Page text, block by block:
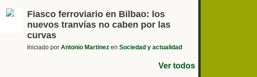
Fiasco ferroviario en Bilbao: los
nuevos tranvías no caben por las
curvas
Iniciado porAntonio Martinez enSociedad y actualidad
Ver todos